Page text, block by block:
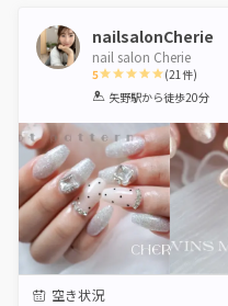
nailsalonCherie
nail salon Cherie
5
1 2 3 4 5
(21件)
矢野駅から徒歩20分
空き状況